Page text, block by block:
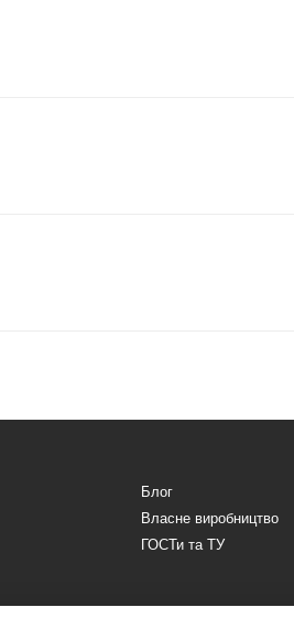
Блог
Власне виробництво
ГОСТи та ТУ